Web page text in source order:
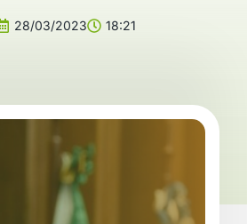
28/03/2023 18:21